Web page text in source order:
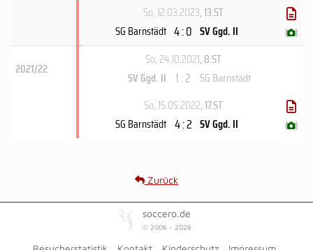
So, 12.03.2023, 13.ST
SG Barnstädt 4 : 0 SV Ggd. II ( )
2021/22
So, 24.10.2021, 8.ST
SV Ggd. II 1 : 2 SG Barnstädt
So, 15.05.2022, 17.ST
SG Barnstädt 4 : 2 SV Ggd. II ( )
Zurück
soccero.de
© 2006 - 2026